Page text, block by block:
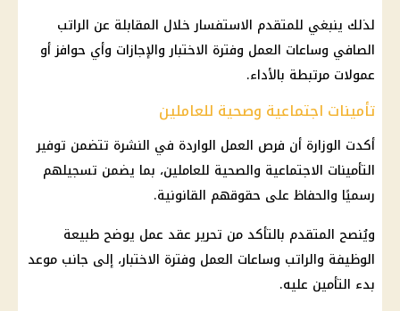
لذلك ينبغي للمتقدم الاستفسار خلال المقابلة عن الراتب
الصافي وساعات العمل وفترة الاختبار والإجازات وأي حوافز أو
عمولات مرتبطة بالأداء.
تأمينات اجتماعية وصحية للعاملين
أكدت الوزارة أن فرص العمل الواردة في النشرة تتضمن توفير
التأمينات الاجتماعية والصحية للعاملين، بما يضمن تسجيلهم
رسميًا والحفاظ على حقوقهم القانونية.
ويُنصح المتقدم بالتأكد من تحرير عقد عمل يوضح طبيعة
الوظيفة والراتب وساعات العمل وفترة الاختبار، إلى جانب موعد
بدء التأمين عليه.